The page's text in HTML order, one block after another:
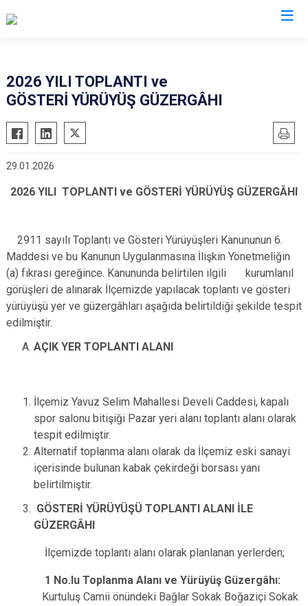
Akkışla
Bünyan
Felahiye
Hacılar
Kocasinan
Melikgazi
Özvatan
Talas
Yahyalı
Yeşilhisar
2026 YILI TOPLANTI ve
GÖSTERİ YÜRÜYÜŞ GÜZERGÂHI
29.01.2026
2026 YILI TOPLANTI ve GÖSTERİ YÜRÜYÜŞ GÜZERGÂHI
2911 sayılı Toplantı ve Gösteri Yürüyüşleri Kanununun 6.
Maddesi ve bu Kanunun Uygulanmasına İlişkin Yönetmeliğin
(a) fıkrası gereğince. Kanununda belirtilen ilgili kurumlanıl
görüşleri de alınarak İlçemizde yapılacak toplantı ve gösteri
yürüyüşü yer ve güzergâhları aşağıda belirtildiği şekilde tespit
edilmiştir.
AÇIK YER TOPLANTI ALANI
İlçemiz Yavuz Selim Mahallesi Develi Caddesi, kapalı
spor salonu bitişiği Pazar yeri alanı toplantı alanı olarak
tespit edilmiştir.
Alternatif toplanma alanı olarak da İlçemiz eski sanayi
içerisinde bulunan kabak çekirdeği borsası yanı
belirtilmiştir.
GÖSTERİ YÜRÜYÜŞÜ TOPLANTI ALANI İLE
GÜZERGÂHI
İlçemizde toplantı alanı olarak planlanan yerlerden;
1 No.Iu Toplanma Alanı ve Yürüyüş Güzergâhı:
Kurtuluş Camii önündeki Bağlar Sokak Boğaziçi Sokak